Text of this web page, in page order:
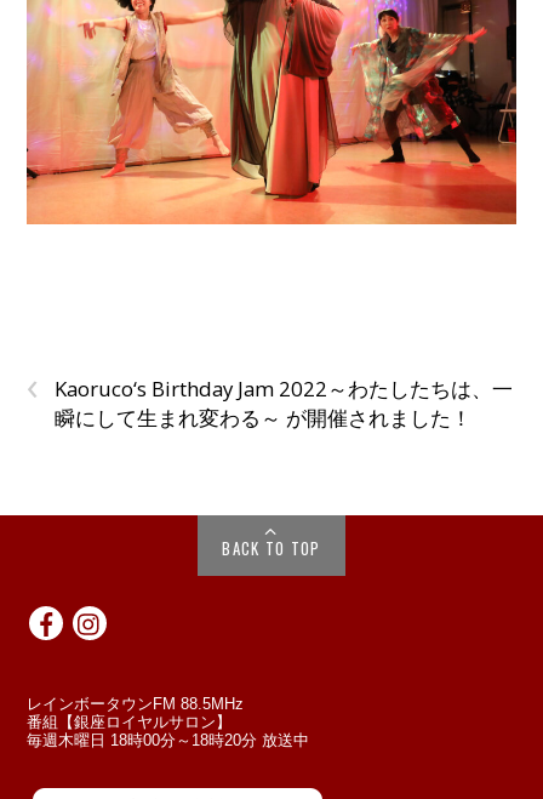
‹
Kaoruco‘s Birthday Jam 2022～わたしたちは、一
瞬にして生まれ変わる～ が開催されました！
BACK TO TOP
レインボータウンFM 88.5MHz
番組【銀座ロイヤルサロン】
毎週木曜日 18時00分～18時20分 放送中